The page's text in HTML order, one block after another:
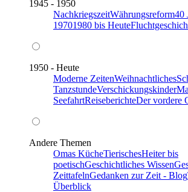
1945 - 1950
NachkriegszeitWährungsreform40
19701980 bis Heute
1950 - Heute
Moderne ZeitenWeihnachtliches
TanzstundeVerschickungskinder
SeefahrtReiseberichteDer vordere
Andere Themen
Omas KücheTierischesHeiter bis
poetischGeschichtliches Wissen
ZeittafelnGedanken zur Zeit - Blog
Überblick